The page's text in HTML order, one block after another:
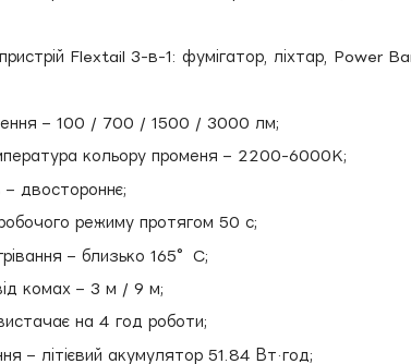
Flextail 3-в-1: фумігатор, ліхтар, Power
– 100 / 700 / 1500 / 3000 лм;
кольору променя – 2200-6000K;
– двостороннє;
режиму протягом 50 с;
– близько 165°C;
комах – 3 м / 9 м;
на 4 год роботи;
– літієвий акумулятор 51.84 Вт·год;